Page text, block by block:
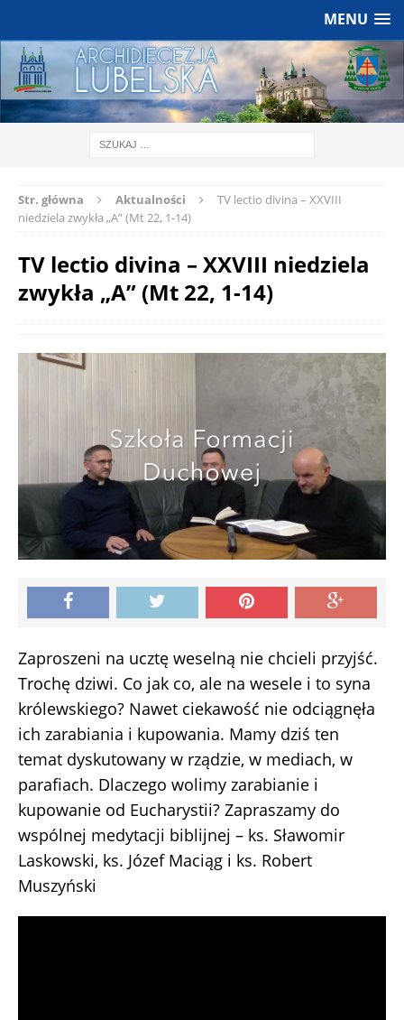
MENU
Str. główna Aktualności
TV lectio divina – XXVIII
niedziela zwykła „A” (Mt 22, 1-14)
TV lectio divina – XXVIII niedziela
zwykła „A” (Mt 22, 1-14)
Zaproszeni na ucztę weselną nie chcieli przyjść.
Trochę dziwi. Co jak co, ale na wesele i to syna
królewskiego? Nawet ciekawość nie odciągnęła
ich zarabiania i kupowania. Mamy dziś ten
temat dyskutowany w rządzie, w mediach, w
parafiach. Dlaczego wolimy zarabianie i
kupowanie od Eucharystii? Zapraszamy do
wspólnej medytacji biblijnej – ks. Sławomir
Laskowski, ks. Józef Maciąg i ks. Robert
Muszyński